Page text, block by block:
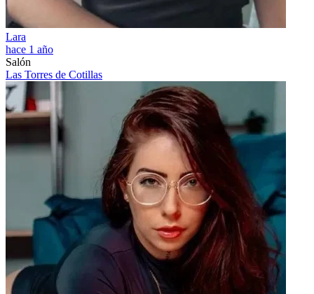
Lara
hace 1 año
Salón
Las Torres de Cotillas